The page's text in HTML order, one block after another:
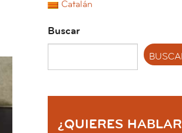
Catalán
Buscar
¿QUIERES HABLAR